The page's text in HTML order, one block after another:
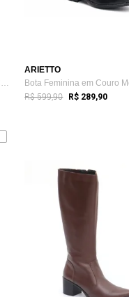
Bota Feminina em Couro Montaria Cano Lon...
ARIETTO
R$ 599,90 R$ 289,90